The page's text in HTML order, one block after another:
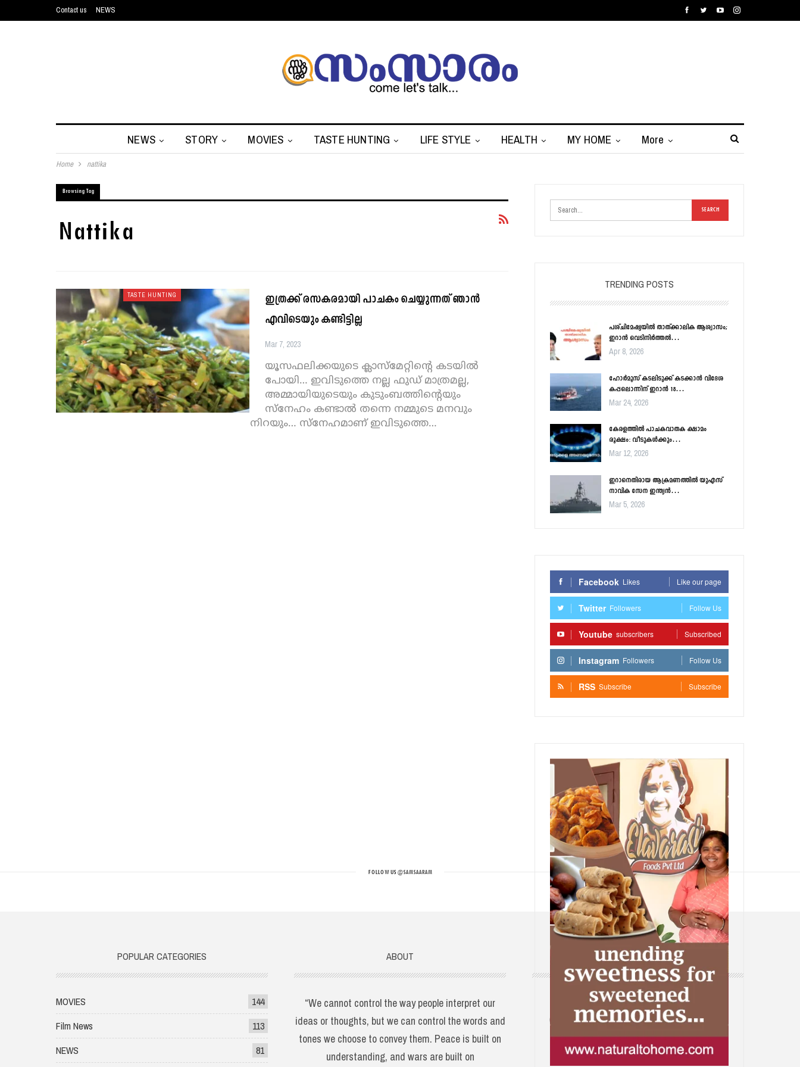
Contact us NEWS
NEWS STORY MOVIES TASTE HUNTING LIFE STYLE HEALTH MY HOME More
Home nattika
Browsing Tag
Nattika
TASTE HUNTING
ഇത്രക്ക് രസകരമായി പാചകം ചെയ്യുന്നത് ഞാൻ
എവിടെയും കണ്ടിട്ടില്ല
Mar 7, 2023
യൂസഫലിക്കയുടെ ക്ലാസ്‌മേറ്റിന്റെ കടയിൽ
പോയി… ഇവിടുത്തെ നല്ല ഫുഡ് മാത്രമല്ല,
അമ്മായിയുടെയും കുടുംബത്തിന്റെയും
സ്നേഹം കണ്ടാൽ തന്നെ നമ്മുടെ മനവും
നിറയും… സ്നേഹമാണ് ഇവിടുത്തെ…
TRENDING POSTS
പശ്ചിമേഷ്യയിൽ താത്ക്കാലിക ആശ്വാസം;
ഇറാൻ വെടിനിർത്തൽ…
Apr 8, 2026
ഹോർമൂസ് കടലിടുക്ക് കടക്കാൻ വിദേശ
കപ്പലൊന്നിന് ഇറാൻ 18…
Mar 24, 2026
കേരളത്തിൽ പാചകവാതക ക്ഷാമം
രൂക്ഷം: വീടുകൾക്കും…
Mar 12, 2026
ഇറാനെതിരായ ആക്രമണത്തിൽ യുഎസ്
നാവിക സേന ഇന്ത്യൻ…
Mar 5, 2026
Facebook Likes Like our page
Twitter Followers Follow Us
Youtube subscribers Subscribed
Instagram Followers Follow Us
RSS Subscribe Subscribe
FOLLOW US@SAMSAARAM
POPULAR CATEGORIES
MOVIES
144
Film News
113
NEWS
81
ABOUT
“We cannot control the way people interpret our
ideas or thoughts, but we can control the words and
tones we choose to convey them. Peace is built on
understanding, and wars are built on
CONTACT
Web: www.samsaaram.com